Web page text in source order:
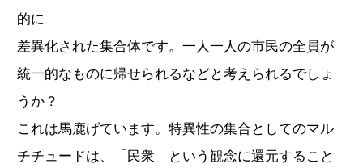
的に
差異化された集合体です。一人一人の市民の全員が
統一的なものに帰せられるなどと考えられるでしょ
うか？
これは馬鹿げています。特異性の集合としてのマル
チチュードは、「民衆」という観念に還元すること